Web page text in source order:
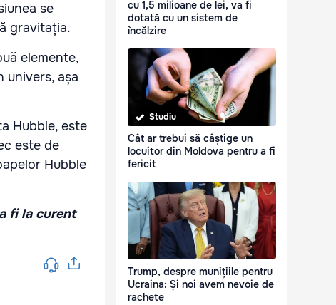
se
gravitația.
elemente,
univers, așa
Hubble, este
este de
Hubble
fi la curent
cu 1,5 milioane de lei, va fi
dotată cu un sistem de
încălzire
Studiu
Cât ar trebui să câștige un
locuitor din Moldova pentru a fi
fericit
Trump, despre munițiile pentru
Ucraina: Și noi avem nevoie de
rachete